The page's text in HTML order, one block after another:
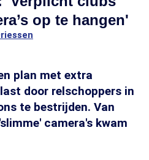
op te hangen'
plan met extra
door relschoppers in
te bestrijden. Van
camera's kwam